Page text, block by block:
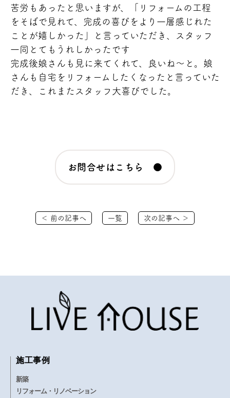
苦労もあったと思いますが、「リフォームの工程
をそばで見れて、完成の喜びをより一層感じれた
ことが嬉しかった」と言っていただき、スタッフ
一同とてもうれしかったです
完成後娘さんも見に来てくれて、良いね～ と。娘
さんも自宅をリフォームしたくなったと言っていた
だき、これまたスタッフ大喜びでした。
お問合せはこちら ●
＜ 前の記事へ 一覧 次の記事へ ＞
施工事例
新築
リフォーム・リノベーション